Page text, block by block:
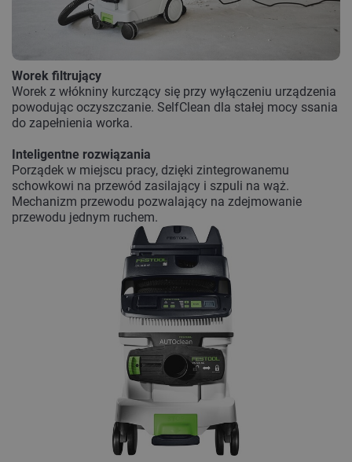
Worek filtrujący
Worek z włókniny kurczący się przy wyłączeniu urządzenia
powodując oczyszczanie. SelfClean dla stałej mocy ssania
do zapełnienia worka.
Inteligentne rozwiązania
Porządek w miejscu pracy, dzięki zintegrowanemu
schowkowi na przewód zasilający i szpuli na wąż.
Mechanizm przewodu pozwalający na zdejmowanie
przewodu jednym ruchem.